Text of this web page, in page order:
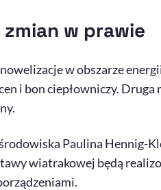
w prawie
w obszarze
i bon ciepłowniczy. Druga
Paulina Hennig-
wiatrakowej będą